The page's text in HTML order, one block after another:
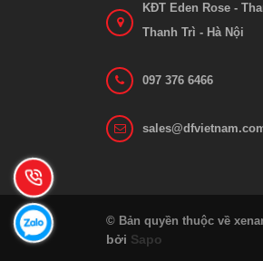
KĐT Eden Rose -
Thanh Trì - Hà Nội
097 376 6466
© Bản quyền thuộc về
bởi Sapo